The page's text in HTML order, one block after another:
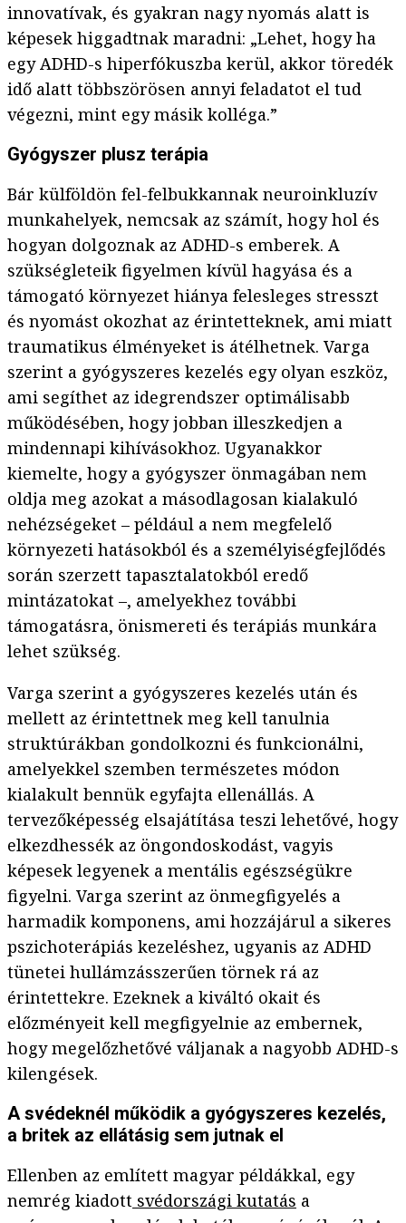
innovatívak, és gyakran nagy nyomás alatt is
képesek higgadtnak maradni: „Lehet, hogy ha
egy ADHD-s hiperfókuszba kerül, akkor töredék
idő alatt többszörösen annyi feladatot el tud
végezni, mint egy másik kolléga.”
Gyógyszer plusz terápia
Bár külföldön fel-felbukkannak neuroinkluzív
munkahelyek, nemcsak az számít, hogy hol és
hogyan dolgoznak az ADHD-s emberek. A
szükségleteik figyelmen kívül hagyása és a
támogató környezet hiánya felesleges stresszt
és nyomást okozhat az érintetteknek, ami miatt
traumatikus élményeket is átélhetnek. Varga
szerint a gyógyszeres kezelés egy olyan eszköz,
ami segíthet az idegrendszer optimálisabb
működésében, hogy jobban illeszkedjen a
mindennapi kihívásokhoz. Ugyanakkor
kiemelte, hogy a gyógyszer önmagában nem
oldja meg azokat a másodlagosan kialakuló
nehézségeket – például a nem megfelelő
környezeti hatásokból és a személyiségfejlődés
során szerzett tapasztalatokból eredő
mintázatokat –, amelyekhez további
támogatásra, önismereti és terápiás munkára
lehet szükség.
Varga szerint a gyógyszeres kezelés után és
mellett az érintettnek meg kell tanulnia
struktúrákban gondolkozni és funkcionálni,
amelyekkel szemben természetes módon
kialakult bennük egyfajta ellenállás. A
tervezőképesség elsajátítása teszi lehetővé, hogy
elkezdhessék az öngondoskodást, vagyis
képesek legyenek a mentális egészségükre
figyelni. Varga szerint az önmegfigyelés a
harmadik komponens, ami hozzájárul a sikeres
pszichoterápiás kezeléshez, ugyanis az ADHD
tünetei hullámzásszerűen törnek rá az
érintettekre. Ezeknek a kiváltó okait és
előzményeit kell megfigyelnie az embernek,
hogy megelőzhetővé váljanak a nagyobb ADHD-s
kilengések.
A svédeknél működik a gyógyszeres kezelés,
a britek az ellátásig sem jutnak el
Ellenben az említett magyar példákkal, egy
nemrég kiadott svédországi kutatás a